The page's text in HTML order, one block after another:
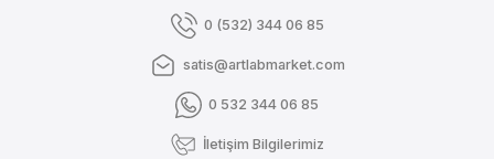
0 (532) 344 06 85
satis@artlabmarket.com
0 532 344 06 85
İletişim Bilgilerimiz